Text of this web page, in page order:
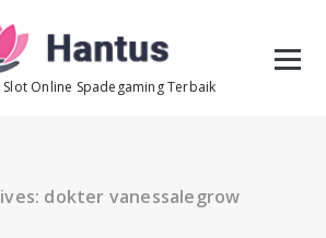
Online Spadegaming Terbaik
dokter vanessalegrow